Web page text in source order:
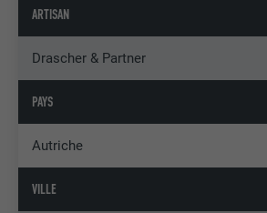
ARTISAN
Drascher & Partner
PAYS
Autriche
VILLE